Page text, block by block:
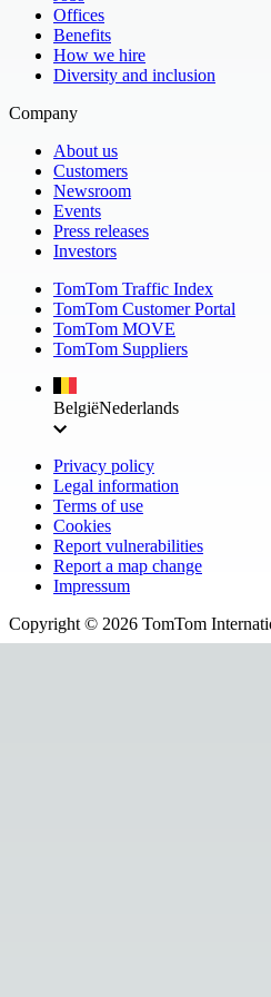
Offices
Benefits
How we hire
Diversity and inclusion
Company
About us
Customers
Newsroom
Events
Press releases
Investors
TomTom Traffic Index
TomTom Customer Portal
TomTom MOVE
TomTom Suppliers
BelgiëNederlands
Privacy policy
Legal information
Terms of use
Cookies
Report vulnerabilities
Report a map change
Impressum
Copyright © 2026 TomTom